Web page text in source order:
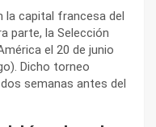
la capital francesa del
parte, la Selección
el 20 de junio
Dicho torneo
semanas antes del